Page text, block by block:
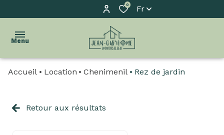
0 Fr
Menu
l'agence
Accueil Location Chenimenil Rez de jardin
Retour aux résultats